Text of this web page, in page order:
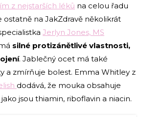
z nejstarších léků na celou řadu
ostatně na JakZdravě několikrát
Jerlyn Jones, MS
silné protizánětlivé vlastnosti,
. Jablečný ocet má také
a zmírňuje bolest. Emma Whitley z
dodává, že mouka obsahuje
jsou thiamin, riboflavin a niacin.